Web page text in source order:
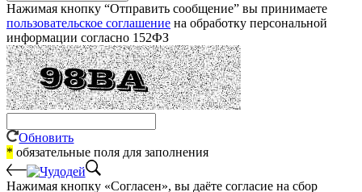
Нажимая кнопку “Отправить сообщение” вы принимаете
пользовательское соглашение на обработку персональной
информации согласно 152ФЗ
Обновить
* обязательные поля для заполнения
Нажимая кнопку «Согласен», вы даёте cогласие на сбор